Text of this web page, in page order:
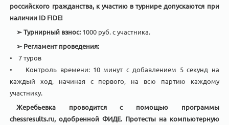
российского гражданства, к участию в турнире допускаются при
наличии ID FIDE!
➢Турнирный взнос: 1000 руб. с участника.
➢ Регламент проведения:
• 7 туров
• Контроль времени: 10 минут с добавлением 5 секунд на
каждый ход, начиная с первого, на всю партию каждому
участнику.
Жеребьевка проводится с помощью программы
chessresults.ru, одобренной ФИДЕ. Протесты на компьютерную